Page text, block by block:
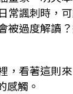
常諷刺時，
被過度解讀
，看著這則
感觸。